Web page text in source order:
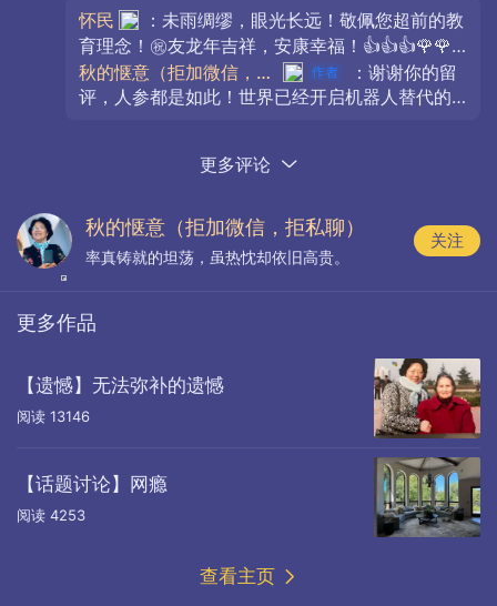
将自己最喜欢吃的脆肉毫不犹豫夹到姥爷的碗里，
当哥哥忙着完成第二天要交的作业之时，一听说我
腰痛，立马来替我按摩，愿意推迟完成作业的时
间，这就是付出，是你们生活范围内的付出。弟弟
推着小车到学校走廊和教室门口去卖，把赚来的钱
钱的同学和朋友，这就是叫付出。哥哥在去年一年
之中，无偿为别人做事一百多个小时，这就是付
怀民
：未雨绸缪，眼光长远！敬佩您超前的教
育理念！㊗️友龙年吉祥，安康幸福！👍👍👍🌹🌹
🌹🍵🍵🍵🎉🎉🎉
秋的惬意（拒加微信，拒私聊）
：谢谢你的留
评，人参都是如此！世界已经开启机器人替代的
将来会怎样！谢谢你！🙏🙏🙏❤️❤️❤️
更多评论
秋的惬意（拒加微信，拒私聊）
率真铸就的坦荡，虽热忱却依旧高贵。
关注
更多作品
【遗憾】无法弥补的遗憾
阅读 13146
【话题讨论】网瘾
阅读 4253
查看主页